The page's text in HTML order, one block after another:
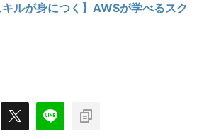
キルが身につく】AWSが学べるスク